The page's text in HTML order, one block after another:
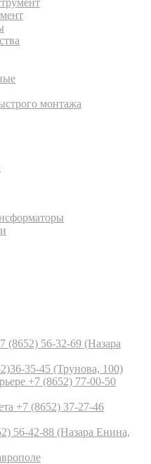
монтажа
(8652) 56-32-69 (Назара
35-45 (Трунова, 100)
+7 (8652) 77-00-50
+7 (8652) 37-27-46
56-42-88 (Назара Енина,